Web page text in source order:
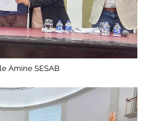
Amine SESAB